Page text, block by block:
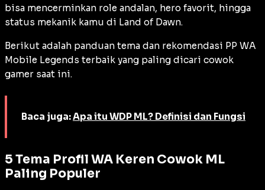
bisa mencerminkan role andalan, hero favorit, hingga
status mekanik kamu di Land of Dawn.
Berikut adalah panduan tema dan rekomendasi PP WA
Mobile Legends terbaik yang paling dicari cowok
gamer saat ini.
Baca juga:Apa itu WDP ML? Definisi dan Fungsi
5 Tema Profil WA Keren Cowok ML
Paling Populer